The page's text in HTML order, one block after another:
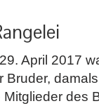
April 2017
Bruder,
des